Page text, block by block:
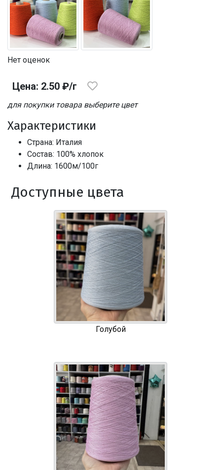
Нет оценок
Цена: 2.50 ₽/г
для покупки товара выберите цвет
Характеристики
Страна: Италия
Состав: 100% хлопок
Длина: 1600м/100г
Доступные цвета
Голубой